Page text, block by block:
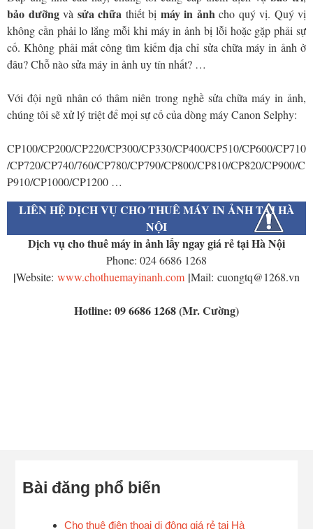
bảo dưỡngvà sửa chữa thiết bị máy in ảnh cho quý vị. Quý vị
không cần phải lo lắng mỗi khi máy in ảnh bị lỗi hoặc gặp phải sự
cố. Không phải mất công tìm kiếm địa chỉ sửa chữa máy in ảnh ở
đâu? Chỗ nào sửa máy in ảnh uy tín nhất? …
Với đội ngũ nhân có thâm niên trong nghề sửa chữa máy in ảnh,
chúng tôi sẽ xử lý triệt để mọi sự cố của dòng máy Canon Selphy:
CP100/CP200/CP220/CP300/CP330/CP400/CP510/CP600/CP710
/CP720/CP740/760/CP780/CP790/CP800/CP810/CP820/CP900/C
P910/CP1000/CP1200 …
LIÊN HỆ DỊCH VỤ CHO THUÊ MÁY IN ẢNH TẠI HÀ
NỘI
Dịch vụ cho thuê máy in ảnh lấy ngay giá rẻ tại Hà Nội
Phone: 024 6686 1268
|Website: www.chothuemayinanh.com |Mail: cuongtq@1268.vn
Hotline: 09 6686 1268 (Mr. Cường)
Bài đăng phổ biến
Cho thuê điện thoại di động giá rẻ tại Hà